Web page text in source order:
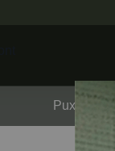
Puxadores